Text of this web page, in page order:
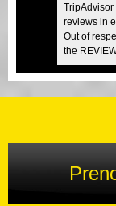
reviews in
Out of
the